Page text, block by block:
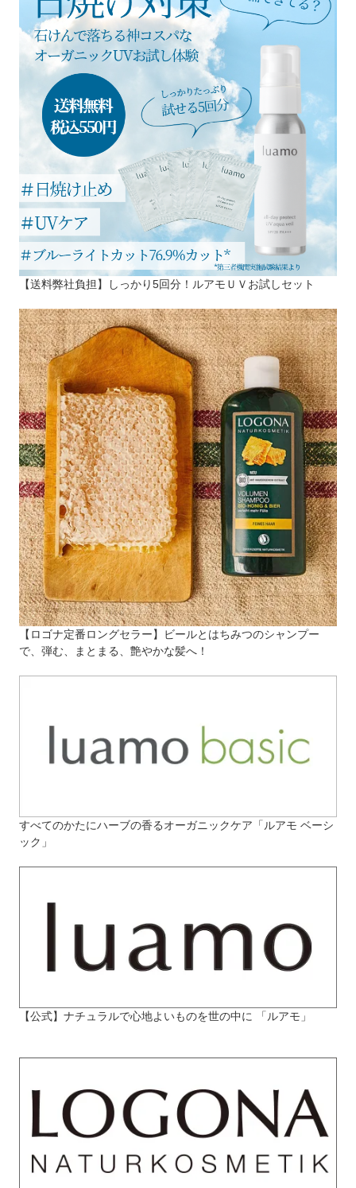
【送料弊社負担】しっかり5回分！ルアモＵＶお試しセット
【ロゴナ定番ロングセラー】ビールとはちみつのシャンプー
で、弾む、まとまる、艶やかな髪へ！
すべてのかたにハーブの香るオーガニックケア「ルアモ ベーシ
ック」
【公式】ナチュラルで心地よいものを世の中に 「ルアモ」